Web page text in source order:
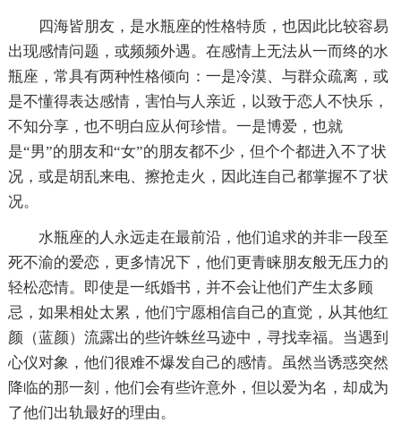
四海皆朋友，是水瓶座的性格特质，也因此比较容易
出现感情问题，或频频外遇。在感情上无法从一而终的水
瓶座，常具有两种性格倾向：一是冷漠、与群众疏离，或
是不懂得表达感情，害怕与人亲近，以致于恋人不快乐，
不知分享，也不明白应从何珍惜。一是博爱，也就
是“男”的朋友和“女”的朋友都不少，但个个都进入不了状
况，或是胡乱来电、擦抢走火，因此连自己都掌握不了状
况。
水瓶座的人永远走在最前沿，他们追求的并非一段至
死不渝的爱恋，更多情况下，他们更青睐朋友般无压力的
轻松恋情。即使是一纸婚书，并不会让他们产生太多顾
忌，如果相处太累，他们宁愿相信自己的直觉，从其他红
颜（蓝颜）流露出的些许蛛丝马迹中，寻找幸福。当遇到
心仪对象，他们很难不爆发自己的感情。虽然当诱惑突然
降临的那一刻，他们会有些许意外，但以爱为名，却成为
了他们出轨最好的理由。